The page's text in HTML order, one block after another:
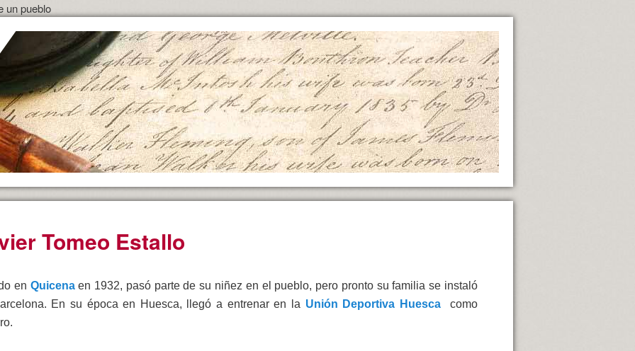
un pueblo
Tomeo Estallo
en Quicena en 1932, pasó parte de su niñez en el pueblo, pero pronto su familia se instaló
En su época en Huesca, llegó a entrenar en la Unión Deportiva Huescacomo